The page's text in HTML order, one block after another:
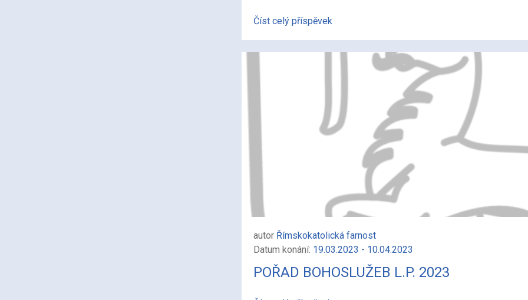
Číst celý příspěvek
autor Římskokatolická farnost
Datum konání: 19.03.2023 - 10.04.2023
POŘAD BOHOSLUŽEB L.P. 2023